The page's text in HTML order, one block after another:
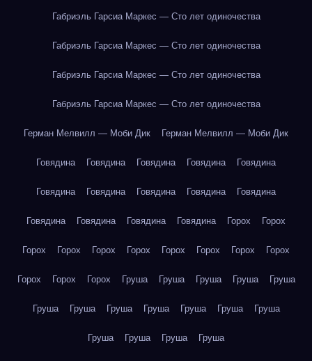
Габриэль Гарсиа Маркес — Сто лет одиночества
Габриэль Гарсиа Маркес — Сто лет одиночества
Габриэль Гарсиа Маркес — Сто лет одиночества
Габриэль Гарсиа Маркес — Сто лет одиночества
Герман Мелвилл — Моби Дик Герман Мелвилл — Моби Дик
Говядина Говядина Говядина Говядина Говядина
Говядина Говядина Говядина Говядина Говядина
Говядина Говядина Говядина Говядина Горох Горох
Горох Горох Горох Горох Горох Горох Горох Горох
Горох Горох Горох Груша Груша Груша Груша Груша
Груша Груша Груша Груша Груша Груша Груша
Груша Груша Груша Груша